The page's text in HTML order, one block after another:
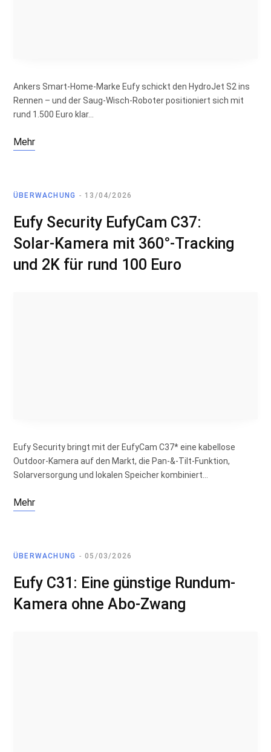
Ankers Smart-Home-Marke Eufy schickt den HydroJet S2 ins
Rennen – und der Saug-Wisch-Roboter positioniert sich mit
rund 1.500 Euro klar…
Mehr
ÜBERWACHUNG 13/04/2026
Eufy Security EufyCam C37:
Solar-Kamera mit 360°-Tracking
und 2K für rund 100 Euro
Eufy Security bringt mit der EufyCam C37* eine kabellose
Outdoor-Kamera auf den Markt, die Pan-&-Tilt-Funktion,
Solarversorgung und lokalen Speicher kombiniert…
Mehr
ÜBERWACHUNG 05/03/2026
Eufy C31: Eine günstige Rundum-
Kamera ohne Abo-Zwang